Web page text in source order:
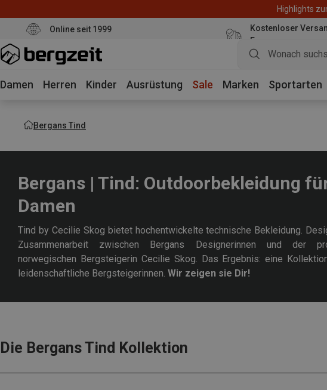
Highlights
Online seit 1999
Kostenloser
Euro
Damen Herren Kinder Ausrüstung Sale Marken Sportarten
Bergans Tind
Bergans | Tind: Outdoorbekleidung
Damen
Tind by Cecilie Skog bietet hochentwickelte technische Bekleidung.
Zusammenarbeit zwischen Bergans Designerinnen und der
norwegischen Bergsteigerin Cecilie Skog. Das Ergebnis: eine
leidenschaftliche Bergsteigerinnen. Wir zeigen sie Dir!
Die Bergans Tind Kollektion